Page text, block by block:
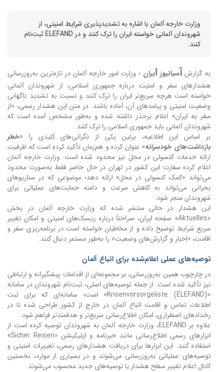
وزارت خارجه آلمان با اشاره به تشدیدپذیری شرایط امنیتی، از
شهروندان آلمانی خواسته ایران را ترک کنند و در ELEFAND ثبت‌نام
کنند.
به گزارش آسیانیوزایران ؛ وزارت امور خارجه آلمان در تازه‌ترین به‌روزرسانی
هشدارهای سفر و امنیت درباره جمهوری اسلامی، از شهروندان آلمانی
خواسته است هرچه سریع‌تر ایران را ترک کنند و نسبت به تشدید ناگهانی
وضعیت امنیتی و پیامدهای آن، آماده باشند. در متن این هشدار رسمی، «از
سفر به ایران» اعلام برحذر داشته شده و به‌طور مشخص آمده است که
شهروندان آلمانی باید جمهوری اسلامی را ترک کنند.
بر اساس این اطلاعیه، برلین یکی از نگرانی‌های کلیدی را «خطر
بازداشت‌های خودسرانه» عنوان کرده و هم‌زمان تأکید کرده است که ظرفیت
ارائه خدمات کنسولی در محل نیز محدود شده است. وزارت خارجه آلمان
اعلام کرده سفارت این کشور در تهران در حال حاضر فقط به‌صورت محدود
می‌تواند «کمک کنسولی در محل» ارائه دهد؛ موضوعی که در سناریوهای
بحرانی می‌تواند به کاهش سرعت و دامنه حمایت‌های عملیاتی برای
شهروندان منجر شود.
این هشدار در حالی منتشر شده که وزارت خارجه آلمان در بخش
«Aktuelles» صفحه ایران، صراحتاً درباره ریسک‌های امنیتی و امکان تغییر
سریع شرایط توضیح داده و از مخاطبان خواسته است در برنامه‌ریزی سفر و
اقامت، «اخبار و گزارش‌های وضعیت» را به‌طور مستمر دنبال کنند.
توصیه‌های عملی اعلام‌شده برای اتباع آلمان
در چارچوب همین به‌روزرسانی، بر مجموعه‌ای از اقدامات پیشگیرانه و ارتباطی
نیز تأکید شده است. از جمله توصیه‌های اصلی، ثبت‌نام شهروندان در سامانه
«Krisenvorsorgeliste (ELEFAND)» است؛ سامانه‌ای که برای ثبت
اطلاعات تماس و اقامت اتباع آلمان در خارج از کشور طراحی شده تا در
رخدادهای اضطراری، امکان اطلاع‌رسانی سریع‌تر و هدفمندتر فراهم شود.
علاوه بر ELEFAND، وزارت خارجه آلمان به شهروندان توصیه کرده است از
ابزارهای رسمی اطلاع‌رسانی مانند خبرنامه و اپلیکیشن «Sicher Reisen»
استفاده کنند. این ابزارها برای دریافت هشدارهای رسمی، تغییرات امنیتی و
توصیه‌های عملیاتی به‌روزرسانی می‌شوند و در بسیاری از موارد، نخستین
کانال اعلام تغییر سطح هشدار یا توصیه‌های جدید محسوب می‌شوند.